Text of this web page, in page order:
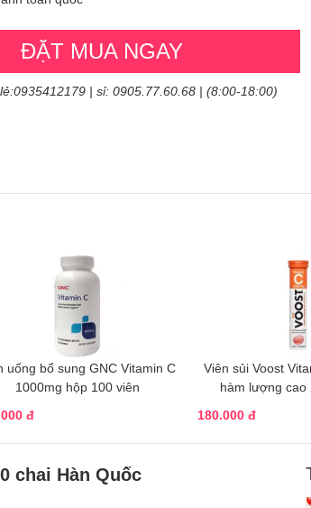
ĐẶT MUA NGAY
| sỉ: 0905.77.60.68 | (8:00-18:00)
uống bổ sung GNC Vitamin C
1000mg hộp 100 viên
đ
Viên sủi Voost
hàm lượng cao
180.000 đ
chai Hàn Quốc